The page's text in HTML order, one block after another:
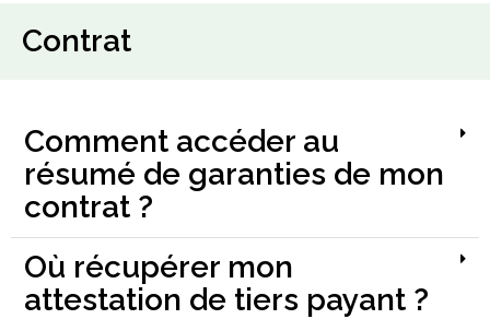
Contrat
Comment accéder au
résumé de garanties de mon
contrat ?
Où récupérer mon
attestation de tiers payant ?